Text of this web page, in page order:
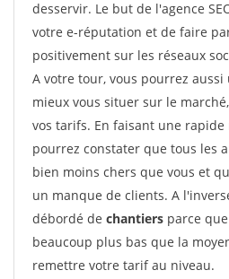
desservir. Le but de l'agence
votre e-réputation et de faire
positivement sur les réseaux
A votre tour, vous pourrez
mieux vous situer sur le
vos tarifs. En faisant une rapide
pourrez constater que tous les
bien moins chers que vous et
un manque de clients. A
débordé de chantiers parce
beaucoup plus bas que la
remettre votre tarif au niveau.